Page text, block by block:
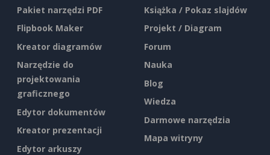
Pakiet narzędzi PDF
Flipbook Maker
Kreator diagramów
Narzędzie do
projektowania
graficznego
Edytor dokumentów
Kreator prezentacji
Edytor arkuszy
Książka / Pokaz slajdów
Projekt / Diagram
Forum
Nauka
Blog
Wiedza
Darmowe narzędzia
Mapa witryny